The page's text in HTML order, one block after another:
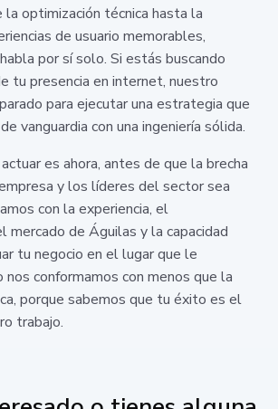
la optimización técnica hasta la
de usuario memorables,
por sí solo. Si estás buscando
tu presencia en internet, nuestro
para ejecutar una estrategia que
vanguardia con una ingeniería sólida.
es ahora, antes de que la brecha
y los líderes del sector sea
con la experiencia, el
mercado de Águilas y la capacidad
tu negocio en el lugar que le
nos conformamos con menos que la
porque sabemos que tu éxito es el
trabajo.